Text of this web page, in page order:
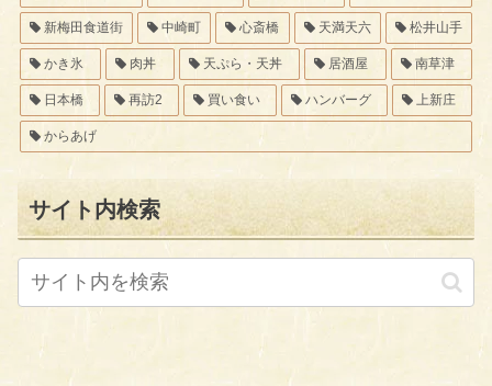
新梅田食道街 中崎町 心斎橋 天満天六 松井山手
かき氷 肉丼 天ぷら・天丼 居酒屋 南草津
日本橋 再訪2 買い食い ハンバーグ 上新庄
からあげ
サイト内検索